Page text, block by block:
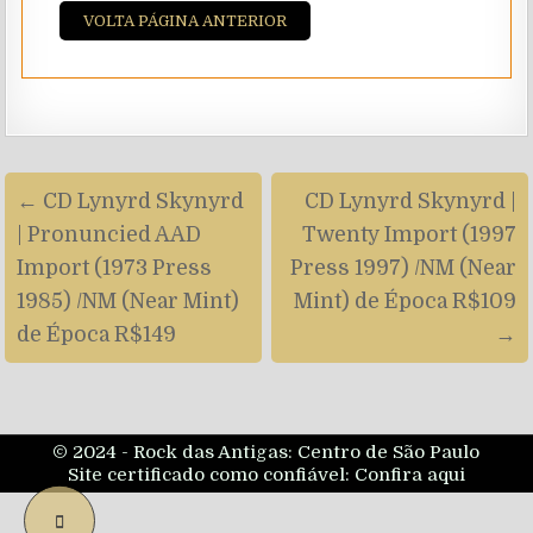
VOLTA PÁGINA ANTERIOR
Navegação
de
artigos
CD Lynyrd Skynyrd |
Twenty Import (1997
Press 1997) /NM (Near
Mint) de Época R$109
→
← CD Lynyrd Skynyrd
| Pronuncied AAD
Import (1973 Press
1985) /NM (Near Mint)
de Época R$149
© 2024 - Rock das Antigas: Centro de São Paulo
Site certificado como confiável: Confira aqui
SCROLL